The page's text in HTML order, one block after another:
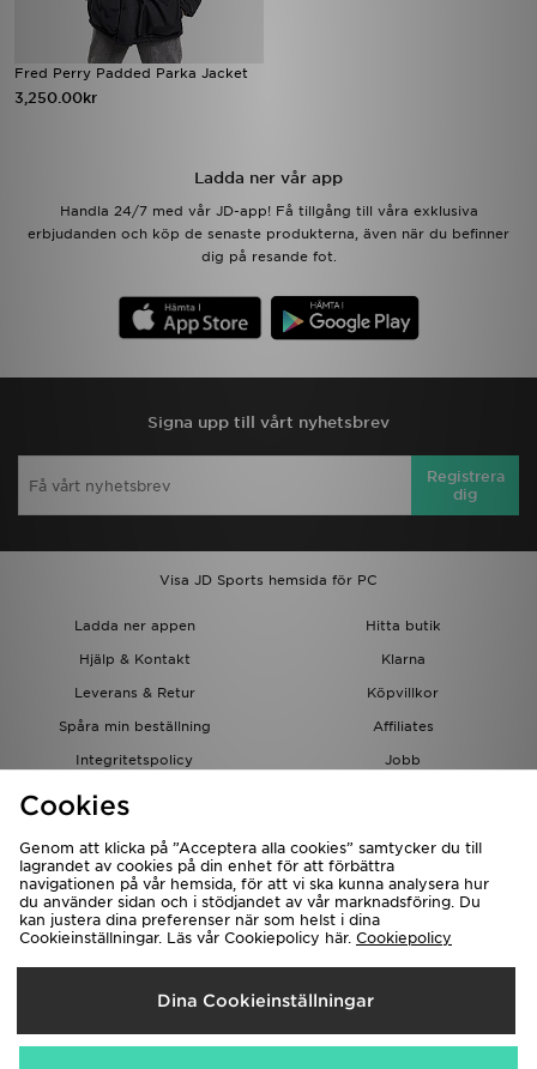
Fred Perry Padded Parka Jacket
3,250.00kr
Ladda ner vår app
Handla 24/7 med vår JD-app! Få tillgång till våra exklusiva
erbjudanden och köp de senaste produkterna, även när du befinner
dig på resande fot.
Signa upp till vårt nyhetsbrev
Registrera
dig
Visa JD Sports hemsida för PC
Ladda ner appen
Hitta butik
Hjälp & Kontakt
Klarna
Leverans & Retur
Köpvillkor
Spåra min beställning
Affiliates
Integritetspolicy
Jobb
JD-bloggen
Levererar Till
Sverige
Cookies
Genom att klicka på ”Acceptera alla cookies” samtycker du till
lagrandet av cookies på din enhet för att förbättra
navigationen på vår hemsida, för att vi ska kunna analysera hur
du använder sidan och i stödjandet av vår marknadsföring. Du
kan justera dina preferenser när som helst i dina
Cookieinställningar. Läs vår Cookiepolicy här. Cookiepolicy
Dina Cookieinställningar